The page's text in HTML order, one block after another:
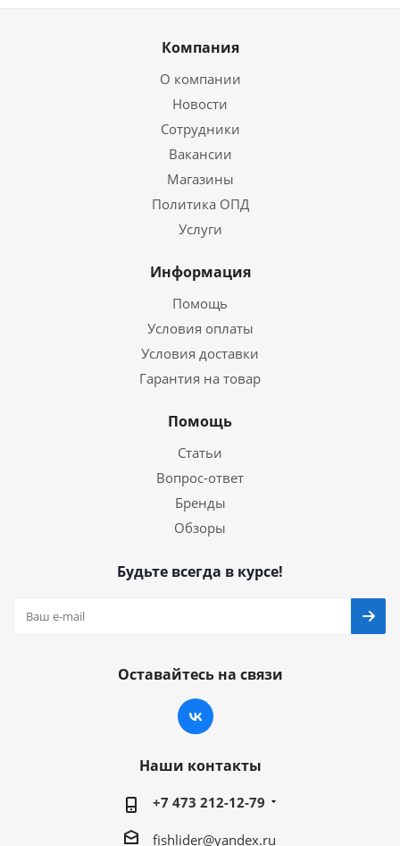
Компания
О компании
Новости
Сотрудники
Вакансии
Магазины
Политика ОПД
Услуги
Информация
Помощь
Условия оплаты
Условия доставки
Гарантия на товар
Помощь
Статьи
Вопрос-ответ
Бренды
Обзоры
Будьте всегда в курсе!
Оставайтесь на связи
Наши контакты
+7 473 212-12-79
fishlider@yandex.ru